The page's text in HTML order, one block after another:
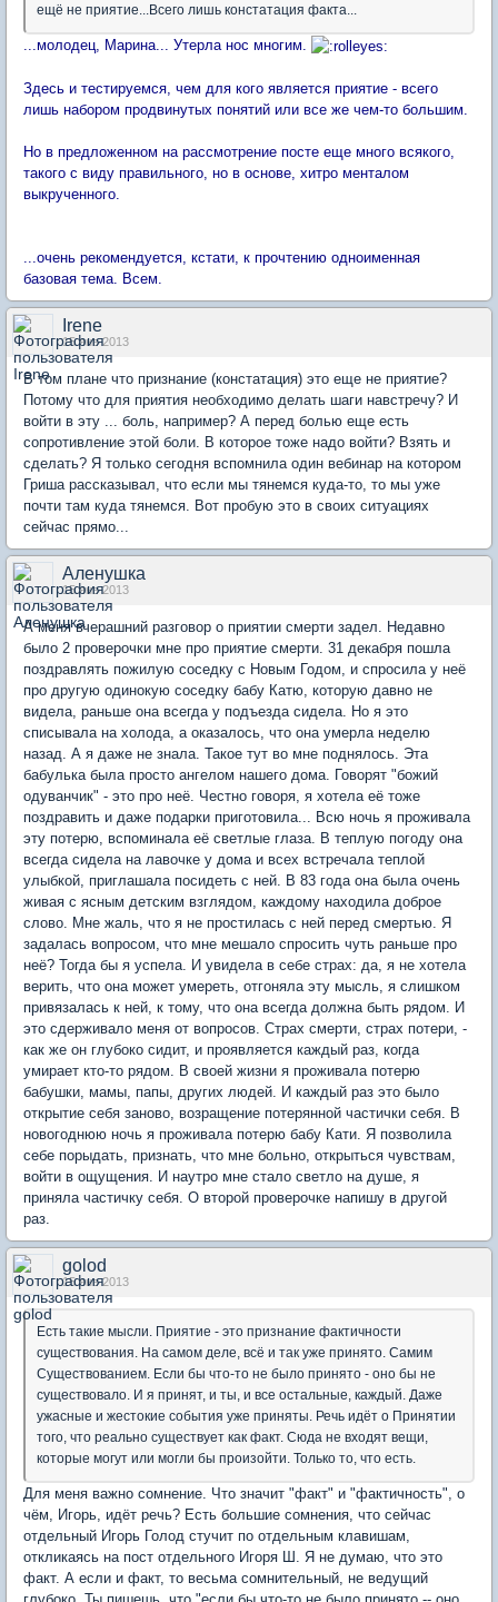
ещё не приятие...Всего лишь констатация факта...
...молодец, Марина... Утерла нос многим.
Здесь и тестируемся, чем для кого является приятие - всего
лишь набором продвинутых понятий или все же чем-то большим.
Но в предложенном на рассмотрение посте еще много всякого,
такого с виду правильного, но в основе, хитро менталом
выкрученного.
...очень рекомендуется, кстати, к прочтению одноименная
базовая тема. Всем.
Irene
15 янв 2013
В том плане что признание (констатация) это еще не приятие?
Потому что для приятия необходимо делать шаги навстречу? И
войти в эту ... боль, например? А перед болью еще есть
сопротивление этой боли. В которое тоже надо войти? Взять и
сделать? Я только сегодня вспомнила один вебинар на котором
Гриша рассказывал, что если мы тянемся куда-то, то мы уже
почти там куда тянемся. Вот пробую это в своих ситуациях
сейчас прямо...
Аленушка
15 янв 2013
А меня вчерашний разговор о приятии смерти задел. Недавно
было 2 проверочки мне про приятие смерти. 31 декабря пошла
поздравлять пожилую соседку с Новым Годом, и спросила у неё
про другую одинокую соседку бабу Катю, которую давно не
видела, раньше она всегда у подъезда сидела. Но я это
списывала на холода, а оказалось, что она умерла неделю
назад. А я даже не знала. Такое тут во мне поднялось. Эта
бабулька была просто ангелом нашего дома. Говорят "божий
одуванчик" - это про неё. Честно говоря, я хотела её тоже
поздравить и даже подарки приготовила... Всю ночь я проживала
эту потерю, вспоминала её светлые глаза. В теплую погоду она
всегда сидела на лавочке у дома и всех встречала теплой
улыбкой, приглашала посидеть с ней. В 83 года она была очень
живая с ясным детским взглядом, каждому находила доброе
слово. Мне жаль, что я не простилась с ней перед смертью. Я
задалась вопросом, что мне мешало спросить чуть раньше про
неё? Тогда бы я успела. И увидела в себе страх: да, я не хотела
верить, что она может умереть, отгоняла эту мысль, я слишком
привязалась к ней, к тому, что она всегда должна быть рядом. И
это сдерживало меня от вопросов. Страх смерти, страх потери, -
как же он глубоко сидит, и проявляется каждый раз, когда
умирает кто-то рядом. В своей жизни я проживала потерю
бабушки, мамы, папы, других людей. И каждый раз это было
открытие себя заново, возращение потерянной частички себя. В
новогоднюю ночь я проживала потерю бабу Кати. Я позволила
себе порыдать, признать, что мне больно, открыться чувствам,
войти в ощущения. И наутро мне стало светло на душе, я
приняла частичку себя. О второй проверочке напишу в другой
раз.
golod
15 янв 2013
Есть такие мысли. Приятие - это признание фактичности
существования. На самом деле, всё и так уже принято. Самим
Существованием. Если бы что-то не было принято - оно бы не
существовало. И я принят, и ты, и все остальные, каждый. Даже
ужасные и жестокие события уже приняты. Речь идёт о Принятии
того, что реально существует как факт. Сюда не входят вещи,
которые могут или могли бы произойти. Только то, что есть.
Для меня важно сомнение. Что значит "факт" и "фактичность", о
чём, Игорь, идёт речь? Есть большие сомнения, что сейчас
отдельный Игорь Голод стучит по отдельным клавишам,
откликаясь на пост отдельного Игоря Ш. Я не думаю, что это
факт. А если и факт, то весьма сомнительный, не ведущий